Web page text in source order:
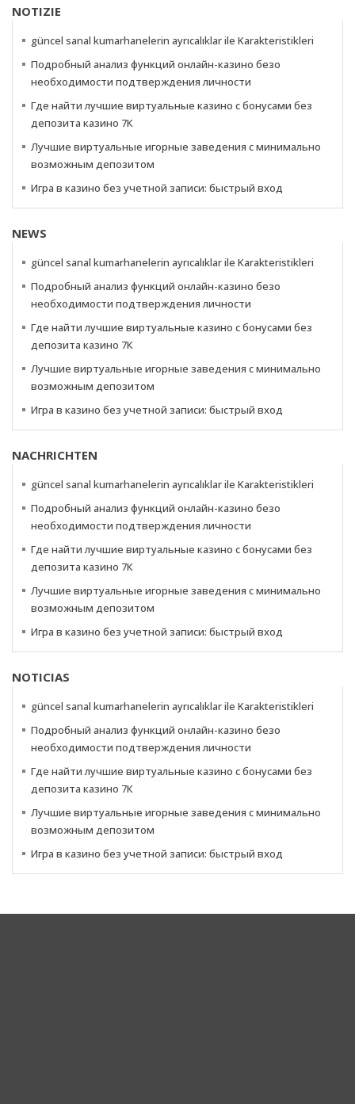
NOTIZIE
güncel sanal kumarhanelerin ayrıcalıklar ile Karakteristikleri
Подробный анализ функций онлайн-казино безо
необходимости подтверждения личности
Где найти лучшие виртуальные казино с бонусами без
депозита казино 7К
Лучшие виртуальные игорные заведения с минимально
возможным депозитом
Игра в казино без учетной записи: быстрый вход
NEWS
güncel sanal kumarhanelerin ayrıcalıklar ile Karakteristikleri
Подробный анализ функций онлайн-казино безо
необходимости подтверждения личности
Где найти лучшие виртуальные казино с бонусами без
депозита казино 7К
Лучшие виртуальные игорные заведения с минимально
возможным депозитом
Игра в казино без учетной записи: быстрый вход
NACHRICHTEN
güncel sanal kumarhanelerin ayrıcalıklar ile Karakteristikleri
Подробный анализ функций онлайн-казино безо
необходимости подтверждения личности
Где найти лучшие виртуальные казино с бонусами без
депозита казино 7К
Лучшие виртуальные игорные заведения с минимально
возможным депозитом
Игра в казино без учетной записи: быстрый вход
NOTICIAS
güncel sanal kumarhanelerin ayrıcalıklar ile Karakteristikleri
Подробный анализ функций онлайн-казино безо
необходимости подтверждения личности
Где найти лучшие виртуальные казино с бонусами без
депозита казино 7К
Лучшие виртуальные игорные заведения с минимально
возможным депозитом
Игра в казино без учетной записи: быстрый вход